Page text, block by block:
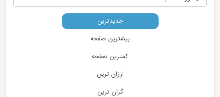
بیشترین صفحه
کمترین صفحه